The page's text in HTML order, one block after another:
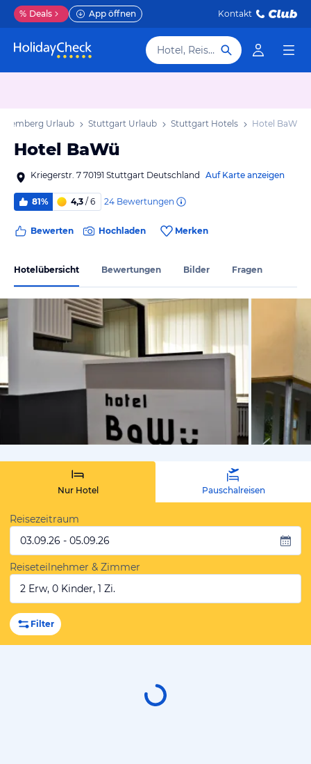
% Deals App öffnen Kontakt
Hotel, Reiseziel
Urlaub Stuttgart Urlaub Stuttgart Hotels Hotel BaWü
Hotel BaWü
Kriegerstr. 7 70191 Stuttgart Deutschland Auf Karte anzeigen
81% 4,3 / 6 24 Bewertungen
Bewerten Hochladen Merken
Hotelübersicht Bewertungen Bilder Fragen
vom
Nur Hotel Pauschalreisen
Reisezeitraum
03.09.26 - 05.09.26
Reiseteilnehmer & Zimmer
2 Erw, 0 Kinder, 1 Zi.
Filter